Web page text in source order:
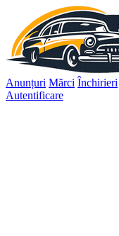
Anunțuri Mărci Închirieri
Autentificare